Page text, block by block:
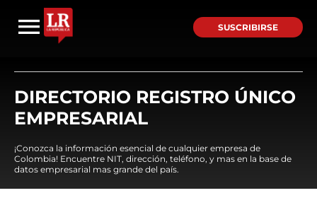
SUSCRIBIRSE
DIRECTORIO REGISTRO ÚNICO
EMPRESARIAL
¡Conozca la información esencial de cualquier empresa de
Colombia! Encuentre NIT, dirección, teléfono, y mas en la base de
datos empresarial mas grande del país.